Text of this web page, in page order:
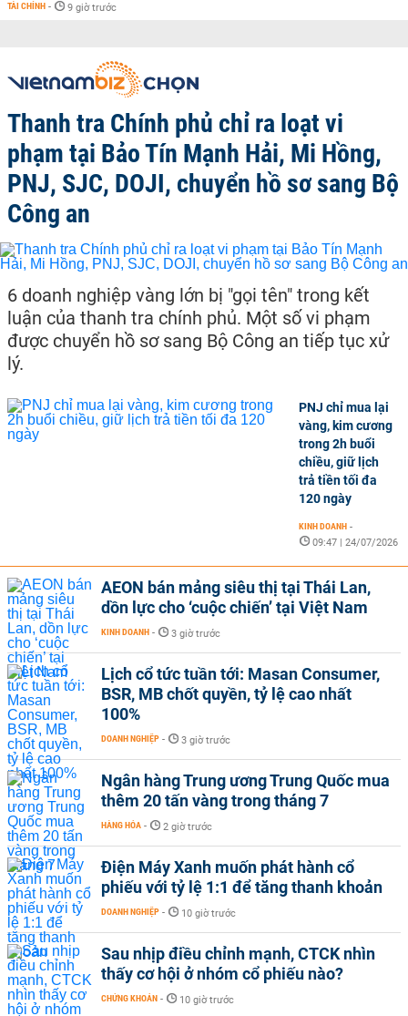
TÀI CHÍNH - 9 giờ trước
Thanh tra Chính phủ chỉ ra loạt vi
phạm tại Bảo Tín Mạnh Hải, Mi Hồng,
PNJ, SJC, DOJI, chuyển hồ sơ sang Bộ
Công an
6 doanh nghiệp vàng lớn bị "gọi tên" trong kết
luận của thanh tra chính phủ. Một số vi phạm
được chuyển hồ sơ sang Bộ Công an tiếp tục xử
lý.
PNJ chỉ mua lại
vàng, kim cương
trong 2h buổi
chiều, giữ lịch
trả tiền tối đa
120 ngày
KINH DOANH -
09:47 | 24/07/2026
AEON bán mảng siêu thị tại Thái Lan,
dồn lực cho ‘cuộc chiến’ tại Việt Nam
KINH DOANH - 3 giờ trước
Lịch cổ tức tuần tới: Masan Consumer,
BSR, MB chốt quyền, tỷ lệ cao nhất
100%
DOANH NGHIỆP - 3 giờ trước
Ngân hàng Trung ương Trung Quốc mua
thêm 20 tấn vàng trong tháng 7
HÀNG HÓA - 2 giờ trước
Điện Máy Xanh muốn phát hành cổ
phiếu với tỷ lệ 1:1 để tăng thanh khoản
DOANH NGHIỆP - 10 giờ trước
Sau nhịp điều chỉnh mạnh, CTCK nhìn
thấy cơ hội ở nhóm cổ phiếu nào?
CHỨNG KHOÁN - 10 giờ trước